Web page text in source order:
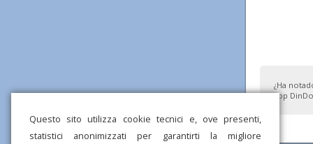
Questo sito utilizza cookie tecnici e, ove presenti,
statistici anonimizzati per garantirti la migliore
¿Ha
app